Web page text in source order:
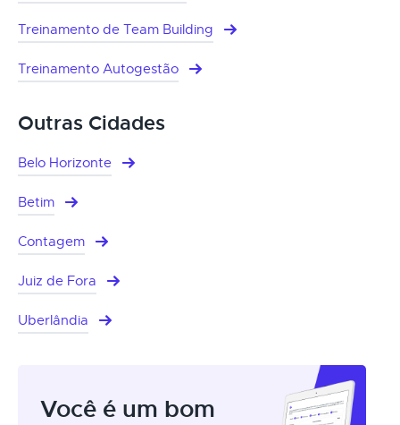
Treinamento de Team Building
Treinamento Autogestão
Outras Cidades
Belo Horizonte
Betim
Contagem
Juiz de Fora
Uberlândia
Você é um bom